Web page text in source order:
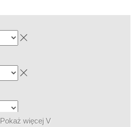
Pokaż więcej V